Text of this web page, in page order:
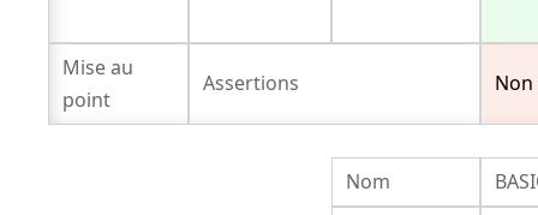
Mise au
point
Assertions Non
Nom